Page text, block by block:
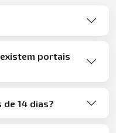
portais
14 dias?